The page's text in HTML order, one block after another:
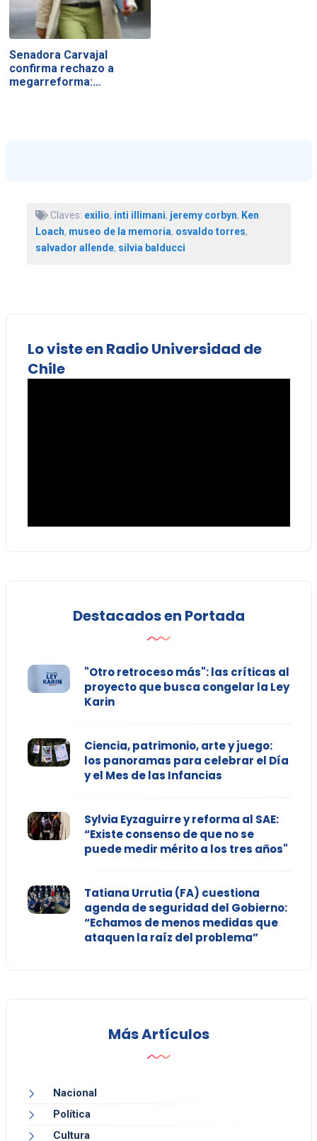
Senadora Carvajal
confirma rechazo a
megarreforma:…
Claves: exilio, inti illimani, jeremy corbyn, Ken
Loach, museo de la memoria, osvaldo torres,
salvador allende, silvia balducci
Lo viste en Radio Universidad de
Chile
Destacados en Portada
"Otro retroceso más": las críticas al
proyecto que busca congelar la Ley
Karin
Ciencia, patrimonio, arte y juego:
los panoramas para celebrar el Día
y el Mes de las Infancias
Sylvia Eyzaguirre y reforma al SAE:
“Existe consenso de que no se
puede medir mérito a los tres años"
Tatiana Urrutia (FA) cuestiona
agenda de seguridad del Gobierno:
“Echamos de menos medidas que
ataquen la raíz del problema”
Más Artículos
Nacional
Política
Cultura